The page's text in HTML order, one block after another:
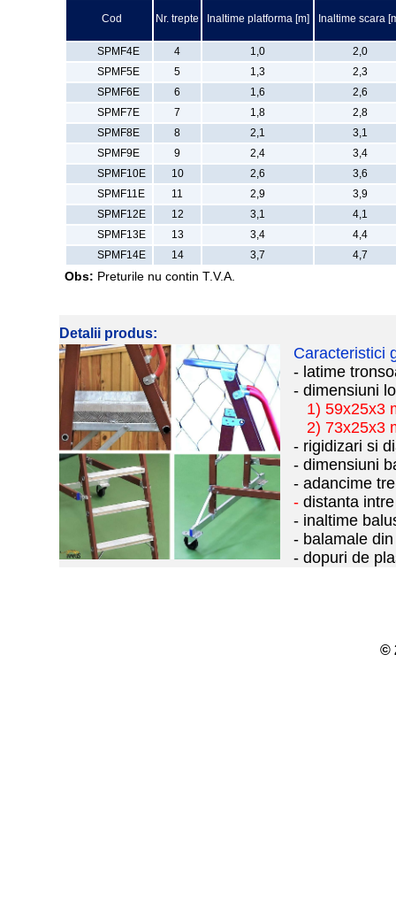
Cod Nr. trepte Inaltime platforma [m] Inaltime scara
SPMF4E 4 1,0
2,0
SPMF5E
5 1,3
2,3
SPMF6E
6 1,6
2,6
SPMF7E
7 1,8
2,8
SPMF8E
8 2,1
3,1
SPMF9E
9 2,4
3,4
SPMF10E
10 2,6
3,6
SPMF11E
11 2,9
3,9
SPMF12E
12 3,1
4,1
SPMF13E
13 3,4
4,4
SPMF14E
14 3,7 4,7
Obs: Preturile nu contin T.V.A.
Detalii produs:
Caracteristici
- latime
- dimensiuni
1) 59x25x3
2) 73x25x3
- rigidizari si
- dimensiuni
- adancime
- distanta
- inaltime
- balamale
- dopuri de
©